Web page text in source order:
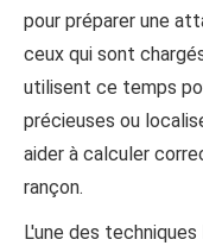
pour préparer une
ceux qui sont
utilisent ce temps
précieuses ou
aider à calculer
rançon.
L'une des